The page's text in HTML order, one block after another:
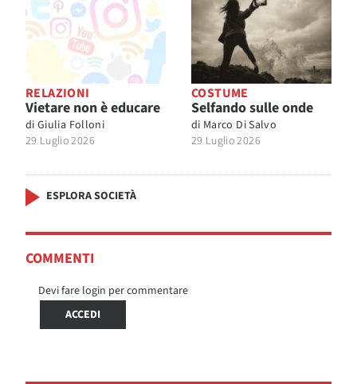
RELAZIONI
Vietare non è educare
di Giulia Folloni
29 Luglio 2026
COSTUME
Selfando sulle onde
di Marco Di Salvo
29 Luglio 2026
ESPLORA SOCIETÀ
COMMENTI
Devi fare login per commentare
ACCEDI